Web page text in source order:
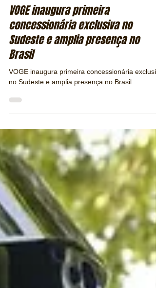
19 de jul.
2 min de leitura
VOGE inaugura primeira
concessionária exclusiva no
Sudeste e amplia presença no
Brasil
no Sudeste e amplia presença no Brasil